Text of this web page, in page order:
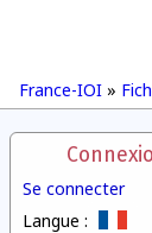
France-IOI »
Se connecter
Langue :